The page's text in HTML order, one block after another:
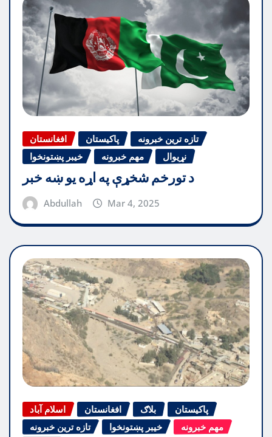
افغانستان پاکیستان
تازه ترین خبرونه
خیبر پښتونخوا
مهم خبرونه نړیوال
د تورخم شخړې په اړه یو ښه خبر
Abdullah Mar 4, 2025
اسلام آباد افغانستان بلاګ
پاکیستان
تازه ترین خبرونه
خیبر پښتونخوا
مهم خبرونه